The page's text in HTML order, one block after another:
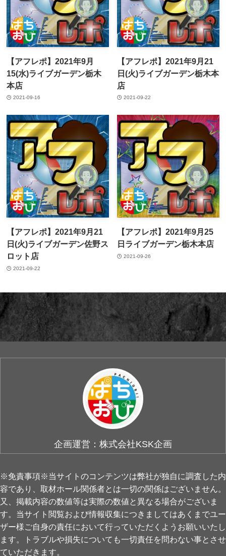
【アフレポ】2021年9月
15(水)ライブガーデン栃木
本店
2021-09-16
【アフレポ】2021年9月21
日(火)ライブガーデン栃木本
店
2021-09-22
【アフレポ】2021年9月21
日(火)ライブガーデン佐野ス
ロット店
2021-09-22
【アフレポ】2021年9月25
日ライブガーデン栃木本店
2021-09-26
企画運営：株式会社KSK企画
※免責事項※当サイトのコンテンツは弊社が独自に調査した内
容であり、取材ホール関係者とは一切の関係はございません。
又、掲載内容の数値等は実際の数値と異なる場合がございま
す。当サイト閲覧および情報収集につきましてはあくまでユー
ザー様ご自身の責任において行っていただくようお願いいたし
ます。トラブルや損失についても一切責任を問わない事とさせ
ていただきます。